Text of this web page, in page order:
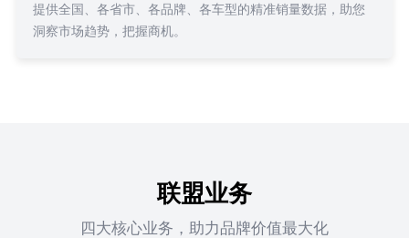
提供全国、各省市、各品牌、各车型的精准销量数据，助您
洞察市场趋势，把握商机。
联盟业务
四大核心业务，助力品牌价值最大化